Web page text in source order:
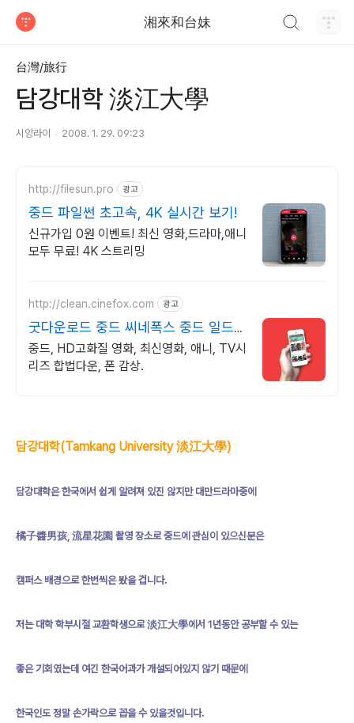
湘來和台妹
台灣/旅行
담강대학 淡江大學
시앙라이 2008. 1. 29. 09:23
http://filesun.pro 광고
중드 파일썬 초고속, 4K 실시간 보기!
신규가입 0원 이벤트! 최신 영화,드라마,애니
모두 무료! 4K 스트리밍
http://clean.cinefox.com 광고
굿다운로드 중드 씨네폭스 중드 일드
30%할인
중드, HD고화질 영화, 최신영화, 애니, TV시
리즈 합법다운, 폰 감상.
담강대학(Tamkang University 淡江大學)
담강대학은 한국에서 쉽게 알려져 있진 않지만 대만드라마중에
橘子醬男孩, 流星花園 촬영 장소로 중드에 관심이 있으신분은
캠퍼스 배경으로 한번씩은 봤을 겁니다.
저는 대학 학부시절 교환학생으로 淡江大學에서 1년동안 공부할 수 있는
좋은 기회였는데 여긴 한국어과가 개설되어있지 않기 때문에
한국인도 정말 손가락으로 꼽을 수 있을것입니다.